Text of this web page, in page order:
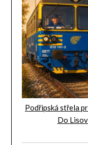
Podřipská střela
Do